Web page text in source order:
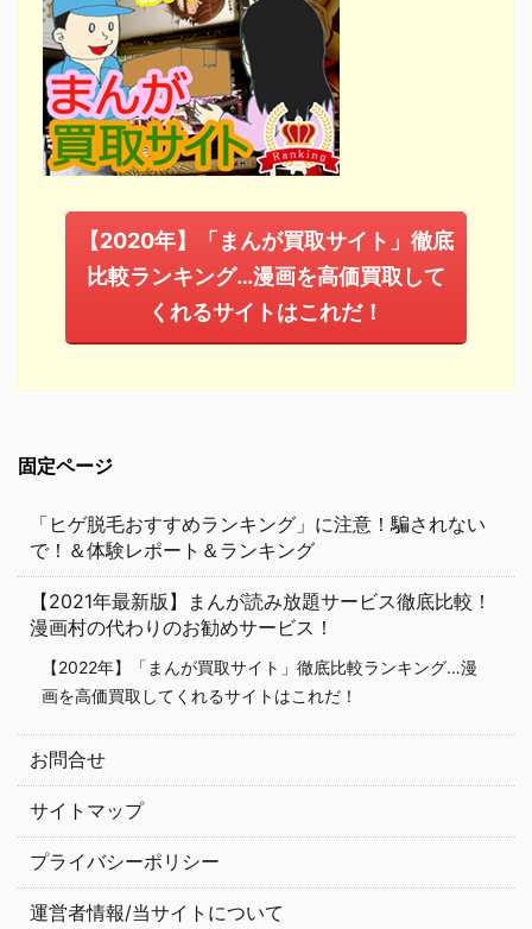
【2020年】「まんが買取サイト」徹底
比較ランキング…漫画を高価買取して
くれるサイトはこれだ！
固定ページ
「ヒゲ脱毛おすすめランキング」に注意！騙されない
で！＆体験レポート＆ランキング
【2021年最新版】まんが読み放題サービス徹底比較！
漫画村の代わりのお勧めサービス！
【2022年】「まんが買取サイト」徹底比較ランキング…漫
画を高価買取してくれるサイトはこれだ！
お問合せ
サイトマップ
プライバシーポリシー
運営者情報/当サイトについて